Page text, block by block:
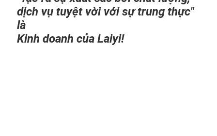
dịch vụ tuyệt vời với sự trung thực"
là
Kinh doanh của Laiyi!